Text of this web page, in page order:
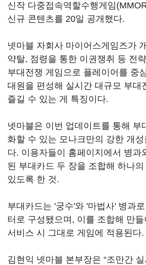
신작 다중접속역할수행게임
신규 콘텐츠를 20일 공개했다.
넷마블 자회사 마이어스게임즈가
약탈, 점령을 통한 이권쟁취 등 전
부대전쟁 게임으로 플레이어를 중
대원을 편성해 실시간 대규모 부대
즐길 수 있는 게 특징이다.
넷마블은 이번 업데이트를 통해 부
화할 수 있는 모나크만의 강한 개
다. 이용자들이 홈페이지에서 병과
된 부대카드 두 장을 조합해 하나
있도록 한 것.
부대카드는 '궁수'와 '마법사' 병과
터로 구성됐으며, 이를 조합해 만
서비스 시 그대로 게임에 적용된다.
김현익 넷마블 본부장은 “조만간